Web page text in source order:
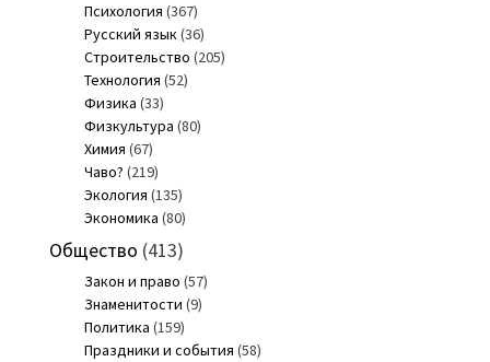
Психология (367)
Русский язык(36)
Строительство (205)
Технология (52)
Физика (33)
Физкультура (80)
Химия (67)
Чаво? (219)
Экология (135)
Экономика (80)
Общество (413)
Закон и право (57)
Знаменитости (9)
Политика (159)
Праздники и события (58)